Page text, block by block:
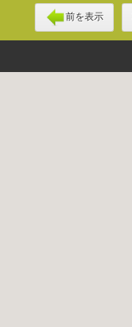
前を表示